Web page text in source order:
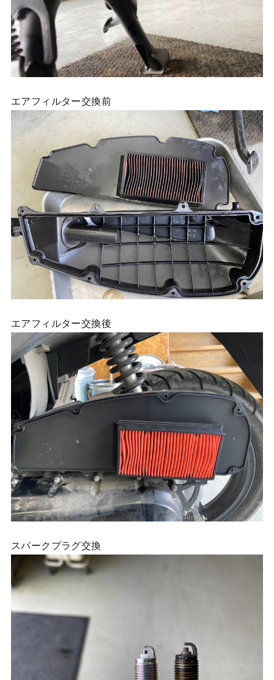
エアフィルター交換前
エアフィルター交換後
スパークプラグ交換